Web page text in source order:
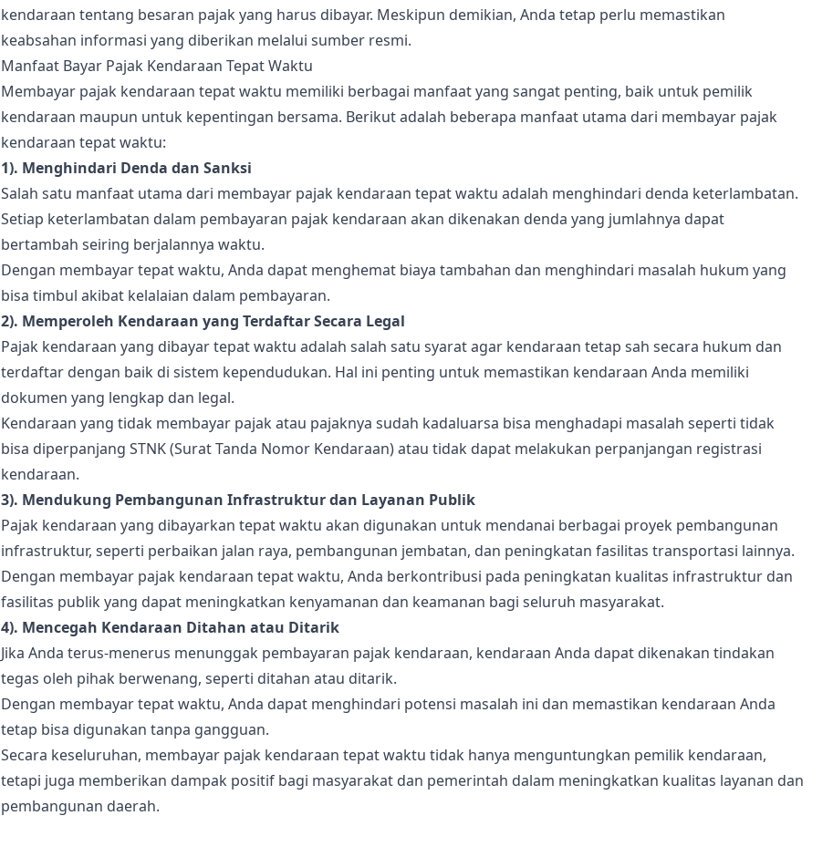
kendaraan tentang besaran pajak yang harus dibayar. Meskipun demikian, Anda tetap perlu memastikan
keabsahan informasi yang diberikan melalui sumber resmi.
Manfaat Bayar Pajak Kendaraan Tepat Waktu
Membayar pajak kendaraan tepat waktu memiliki berbagai manfaat yang sangat penting, baik untuk pemilik
kendaraan maupun untuk kepentingan bersama. Berikut adalah beberapa manfaat utama dari membayar pajak
kendaraan tepat waktu:
1). Menghindari Denda dan Sanksi
Salah satu manfaat utama dari membayar pajak kendaraan tepat waktu adalah menghindari denda keterlambatan.
Setiap keterlambatan dalam pembayaran pajak kendaraan akan dikenakan denda yang jumlahnya dapat
bertambah seiring berjalannya waktu.
Dengan membayar tepat waktu, Anda dapat menghemat biaya tambahan dan menghindari masalah hukum yang
bisa timbul akibat kelalaian dalam pembayaran.
2). Memperoleh Kendaraan yang Terdaftar Secara Legal
Pajak kendaraan yang dibayar tepat waktu adalah salah satu syarat agar kendaraan tetap sah secara hukum dan
terdaftar dengan baik di sistem kependudukan. Hal ini penting untuk memastikan kendaraan Anda memiliki
dokumen yang lengkap dan legal.
Kendaraan yang tidak membayar pajak atau pajaknya sudah kadaluarsa bisa menghadapi masalah seperti tidak
bisa diperpanjang STNK (Surat Tanda Nomor Kendaraan) atau tidak dapat melakukan perpanjangan registrasi
kendaraan.
3). Mendukung Pembangunan Infrastruktur dan Layanan Publik
Pajak kendaraan yang dibayarkan tepat waktu akan digunakan untuk mendanai berbagai proyek pembangunan
infrastruktur, seperti perbaikan jalan raya, pembangunan jembatan, dan peningkatan fasilitas transportasi lainnya.
Dengan membayar pajak kendaraan tepat waktu, Anda berkontribusi pada peningkatan kualitas infrastruktur dan
fasilitas publik yang dapat meningkatkan kenyamanan dan keamanan bagi seluruh masyarakat.
4). Mencegah Kendaraan Ditahan atau Ditarik
Jika Anda terus-menerus menunggak pembayaran pajak kendaraan, kendaraan Anda dapat dikenakan tindakan
tegas oleh pihak berwenang, seperti ditahan atau ditarik.
Dengan membayar tepat waktu, Anda dapat menghindari potensi masalah ini dan memastikan kendaraan Anda
tetap bisa digunakan tanpa gangguan.
Secara keseluruhan, membayar pajak kendaraan tepat waktu tidak hanya menguntungkan pemilik kendaraan,
tetapi juga memberikan dampak positif bagi masyarakat dan pemerintah dalam meningkatkan kualitas layanan dan
pembangunan daerah.